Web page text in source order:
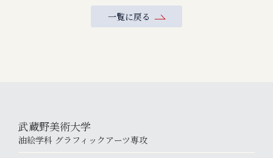
一覧に戻る
武蔵野美術大学
油絵学科 グラフィックアーツ専攻